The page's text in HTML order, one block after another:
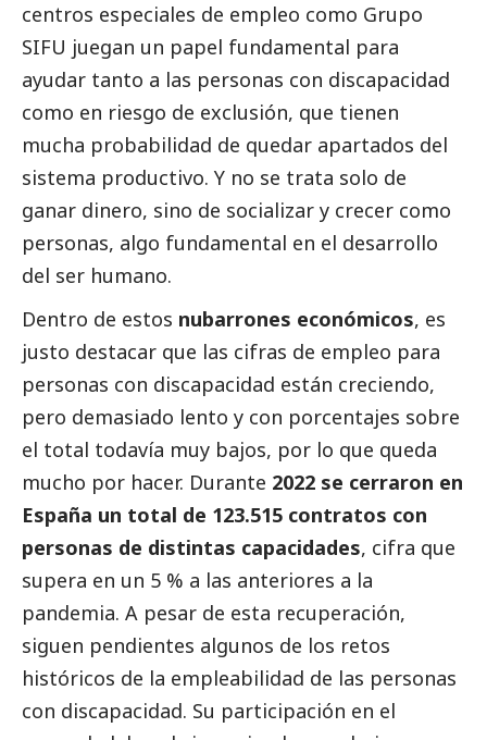
centros especiales de empleo como Grupo
SIFU juegan un papel fundamental para
ayudar tanto a las personas con discapacidad
como en riesgo de exclusión, que tienen
mucha probabilidad de quedar apartados del
sistema productivo. Y no se trata solo de
ganar dinero, sino de socializar y crecer como
personas, algo fundamental en el desarrollo
del ser humano.
Dentro de estos nubarrones económicos, es
justo destacar que las cifras de empleo para
personas con discapacidad están creciendo,
pero demasiado lento y con porcentajes sobre
el total todavía muy bajos, por lo que queda
mucho por hacer. Durante 2022 se cerraron en
España un total de 123.515 contratos con
personas de distintas capacidades, cifra que
supera en un 5 % a las anteriores a la
pandemia. A pesar de esta recuperación,
siguen pendientes algunos de los retos
históricos de la empleabilidad de las personas
con discapacidad. Su participación en el